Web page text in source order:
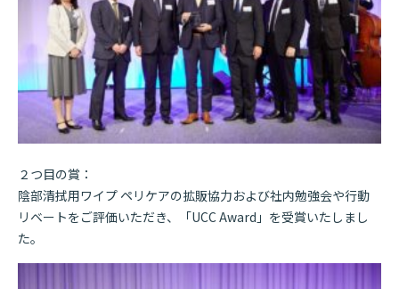
２つ目の賞：
陰部清拭用ワイプ ペリケアの拡販協力および社内勉強会や行動
リベートをご評価いただき、「UCC Award」を受賞いたしまし
た。